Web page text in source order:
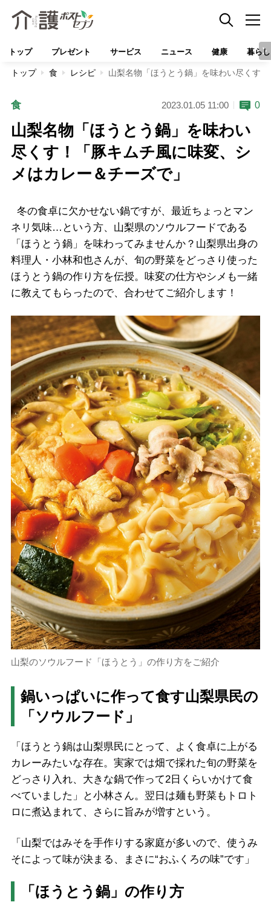
トップ プレゼント サービス ニュース 健康 暮らし
トップ 食 レシピ 山梨名物「ほうとう鍋」を味わい尽くす
食 2023.01.05 11:00 0
山梨名物「ほうとう鍋」を味わい
尽くす！「豚キムチ風に味変、シ
メはカレー＆チーズで」
冬の食卓に欠かせない鍋ですが、最近ちょっとマン
ネリ気味…という方、山梨県のソウルフードである
「ほうとう鍋」を味わってみませんか？山梨県出身の
料理人・小林和也さんが、旬の野菜をどっさり使った
ほうとう鍋の作り方を伝授。味変の仕方やシメも一緒
に教えてもらったので、合わせてご紹介します！
山梨のソウルフード「ほうとう」の作り方をご紹介
鍋いっぱいに作って食す山梨県民の
「ソウルフード」
「ほうとう鍋は山梨県民にとって、よく食卓に上がる
カレーみたいな存在。実家では畑で採れた旬の野菜を
どっさり入れ、大きな鍋で作って2日くらいかけて食
べていました」と小林さん。翌日は麺も野菜もトロト
ロに煮込まれて、さらに旨みが増すという。
「山梨ではみそを手作りする家庭が多いので、使うみ
そによって味が決まる、まさに“おふくろの味”です」
「ほうとう鍋」の作り方